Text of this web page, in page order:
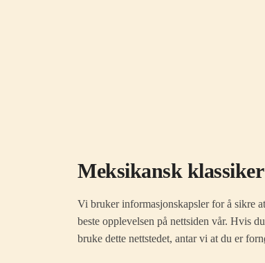
Meksikansk
Vi bruker informasjonskapsler for å sikre
beste opplevelsen på nettsiden vår. Hvis
bruke dette nettstedet, antar vi at du er